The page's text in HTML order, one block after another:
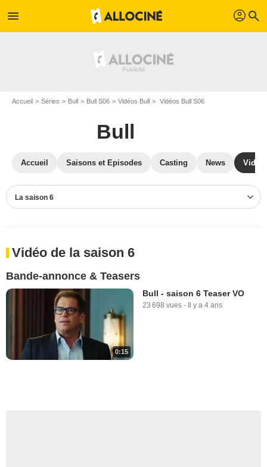
menu profil search
Accueil Séries Bull Bull S06 Vidéos Bull Vidéos Bull S06
Bull
Accueil Saisons et Episodes Casting News
La saison 6
Vidéo de la saison 6
Bande-annonce & Teasers
0:15
Bull - saison 6 Teaser VO
23 698 vues - Il y a 4 ans